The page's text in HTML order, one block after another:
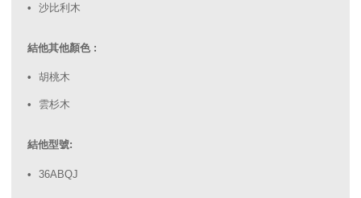
沙比利木
結他其他顏色 :
胡桃木
雲杉木
結他型號:
36ABQJ